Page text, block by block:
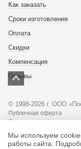
Как заказать
Сроки изготовления
Оплата
Скидки
Компенсация
Отзывы
© 1998-2026 г. ООО
Публичная оферта
Политика
Советы по
Мы используем
работы сайта.